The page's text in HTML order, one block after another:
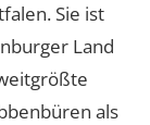
Sie ist
Land
als